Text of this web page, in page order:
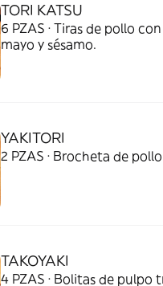
TORI KATSU
6 PZAS · Tiras de pollo
mayo y sésamo.
YAKITORI
2 PZAS · Brocheta de
TAKOYAKI
4 PZAS · Bolitas de pulpo